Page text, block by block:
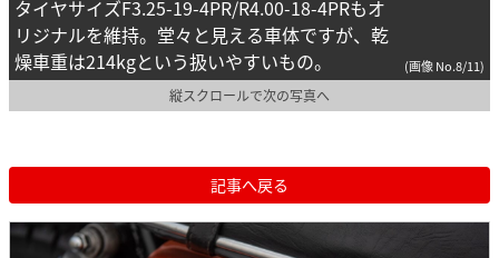
タイヤサイズF3.25-19-4PR/R4.00-18-4PRもオ
リジナルを維持。堂々と見える車体ですが、乾
燥車重は214kgという扱いやすいもの。
(画像 No.8/11)
縦スクロールで次の写真へ
記事へ戻る